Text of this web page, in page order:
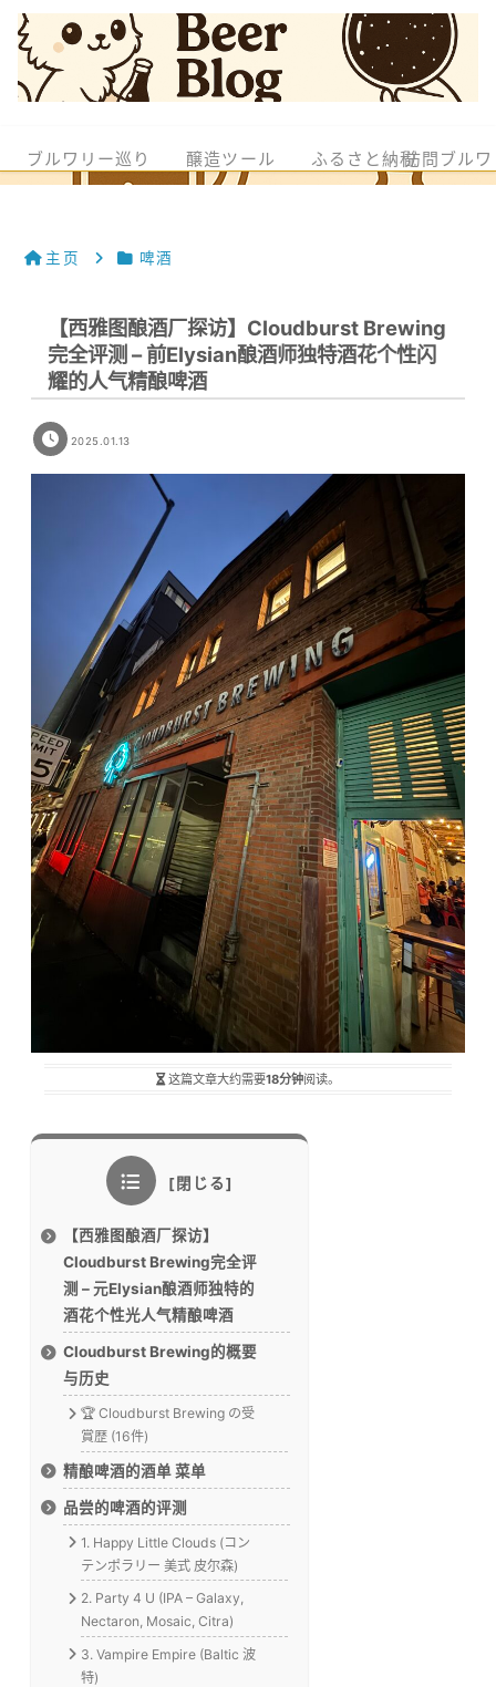
ブルワリー巡り 醸造ツール ふるさと納税訪問ブル
主页 啤酒
【西雅图酿酒厂探访】Cloudburst Brewing
完全评测 – 前Elysian酿酒师独特酒花个性闪
耀的人气精酿啤酒
2025.01.13
这篇文章大约需要18分钟阅读。
【西雅图酿酒厂探访】
Cloudburst Brewing完全评
测 – 元Elysian酿酒师独特的
酒花个性光人气精酿啤酒
Cloudburst Brewing的概要
与历史
🏆 Cloudburst Brewing の受
賞歴 (16件)
精酿啤酒的酒单 菜单
品尝的啤酒的评测
1. Happy Little Clouds (コン
テンポラリー 美式 皮尔森)
2. Party 4 U (IPA – Galaxy,
Nectaron, Mosaic, Citra)
3. Vampire Empire (Baltic 波
特)